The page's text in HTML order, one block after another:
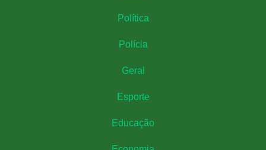
Política
Polícia
Geral
Esporte
Educação